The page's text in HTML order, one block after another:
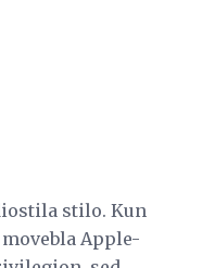
stilo. Kun
Apple-